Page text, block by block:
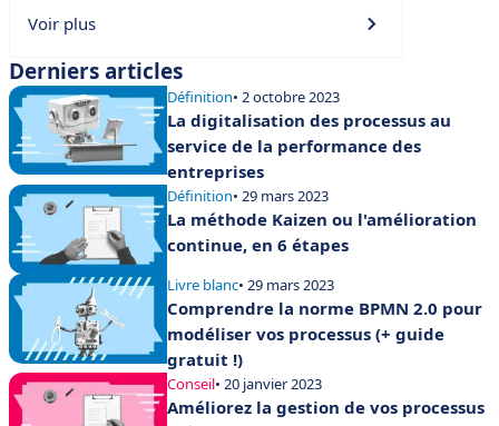
Voir plus
Derniers articles
Définition• 2 octobre 2023
La digitalisation des processus au
service de la performance des
entreprises
Définition• 29 mars 2023
La méthode Kaizen ou l'amélioration
continue, en 6 étapes
Livre blanc• 29 mars 2023
Comprendre la norme BPMN 2.0 pour
modéliser vos processus (+ guide
gratuit !)
Conseil• 20 janvier 2023
Améliorez la gestion de vos processus